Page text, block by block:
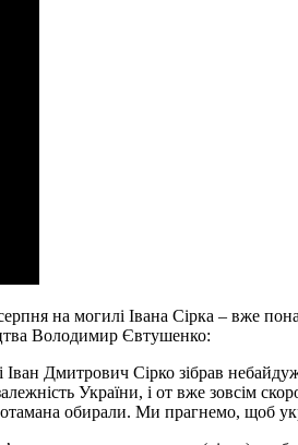
на могилі Івана Сірка – вже
Володимир Євтушенко:
Дмитрович Сірко зібрав
України, і от вже зовсім
обирали. Ми прагнемо, щоб